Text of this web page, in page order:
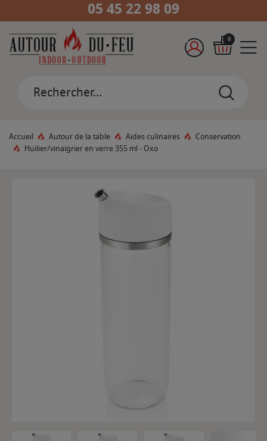
05 45 22 98 09
0
Accueil Autour de la table Aides culinaires
Conservation
Huilier/vinaigrier en verre 355 ml - Oxo